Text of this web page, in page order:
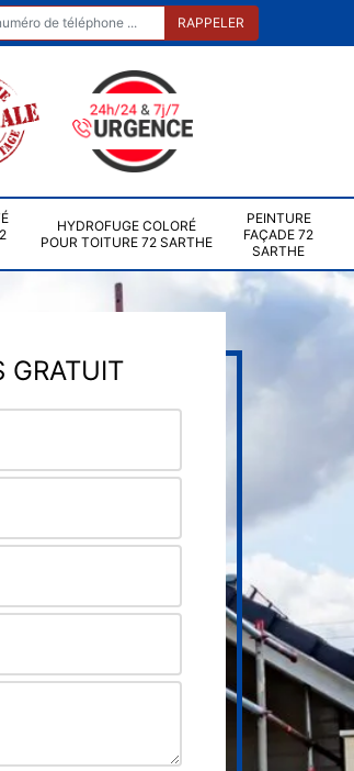
HYDROFUGE COLORÉ
POUR TOITURE 72 SARTHE
PEINTURE
FAÇADE 72
SARTHE
GRATUIT